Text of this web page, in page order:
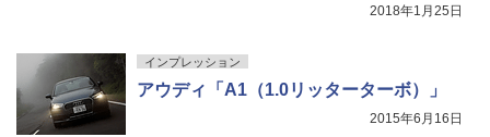
2018年1月25日
インプレッション
アウディ「A1（1.0リッターターボ）」
2015年6月16日